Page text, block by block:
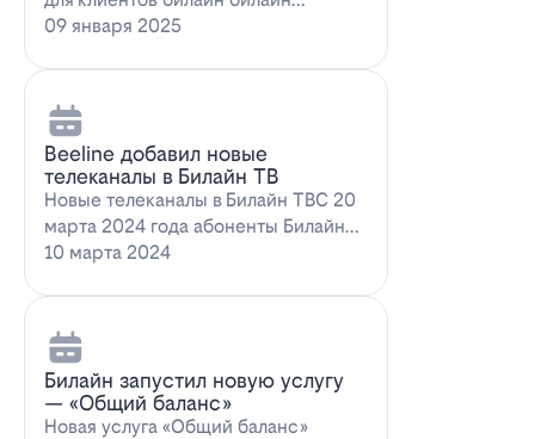
запускает новое выгодное
09 января 2025
Beeline добавил новые
телеканалы в Билайн ТВ
Новые телеканалы в Билайн ТВС 20
марта 2024 года абоненты Билайн
ТВ получат возможность
10 марта 2024
Билайн запустил новую услугу
— «Общий баланс»
Новая услуга «Общий баланс»